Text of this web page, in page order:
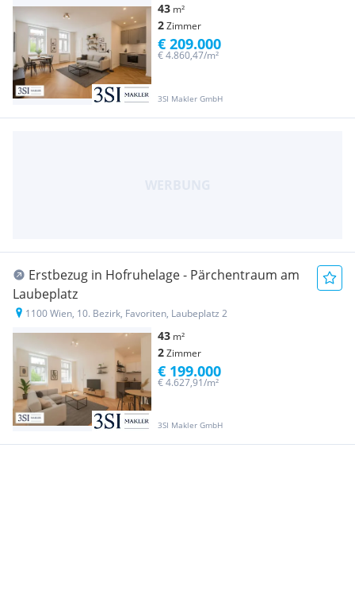
43 m²
2Zimmer
3SI Makler GmbH
€ 4.860,47/m²
€ 209.000
Erstbezug in Hofruhelage - Pärchentraum am
Laubeplatz
1100 Wien, 10. Bezirk, Favoriten, Laubeplatz 2
43 m²
2Zimmer
3SI Makler GmbH
€ 4.627,91/m²
€ 199.000